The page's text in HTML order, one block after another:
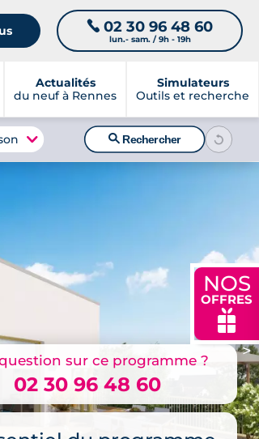
📞 02 30 96 48 60
lun.- sam. / 9h - 19h
Actualités
du neuf à Rennes
Simulateurs
Outils et recherche
NOS
OFFRES
🎁
🔍Rechercher
>
sur ce programme ?
02 30 96 48 60